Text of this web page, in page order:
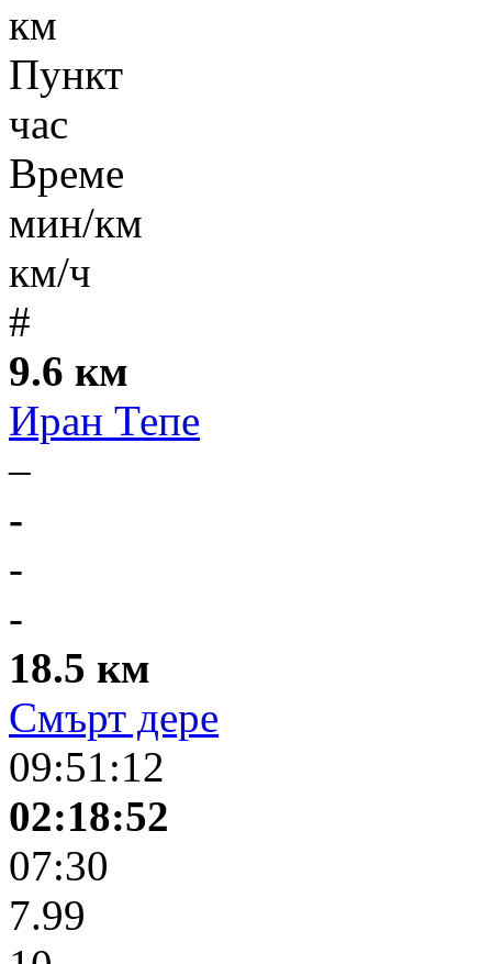
км
Пункт
час
Време
мин/км
км/ч
#
9.6 км
Иран Тепе
–
-
-
-
18.5 км
Смърт дере
09:51:12
02:18:52
07:30
7.99